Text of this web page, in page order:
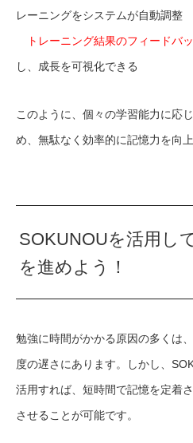
レーニングをシステムが自動調整
トレーニング結果のフィードバ
し、成長を可視化できる
このように、個々の学習能力に応
め、無駄なく効率的に記憶力を向
SOKUNOUを活用し
を進めよう！
勉強に時間がかかる原因の多くは
度の遅さにあります。しかし、
活用すれば、短時間で記憶を定着
させることが可能です。